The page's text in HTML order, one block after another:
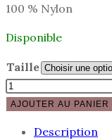
100 % Nylon
Disponible
Taille
AJOUTER AU PANIER
Description